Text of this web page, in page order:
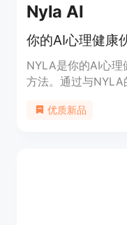
Nyla AI
你的AI心理健康
NYLA是你的AI心理
方法。通过与NYLA
得心理健康的支持
优质新品